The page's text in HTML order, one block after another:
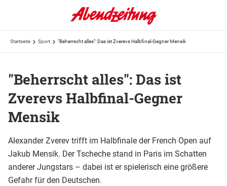
Startseite Sport "Beherrscht alles": Das ist Zverevs Halbfinal-Gegner Mensik
"Beherrscht alles": Das ist
Zverevs Halbfinal-Gegner
Mensik
Alexander Zverev trifft im Halbfinale der French Open auf
Jakub Mensik. Der Tscheche stand in Paris im Schatten
anderer Jungstars – dabei ist er spielerisch eine größere
Gefahr für den Deutschen.